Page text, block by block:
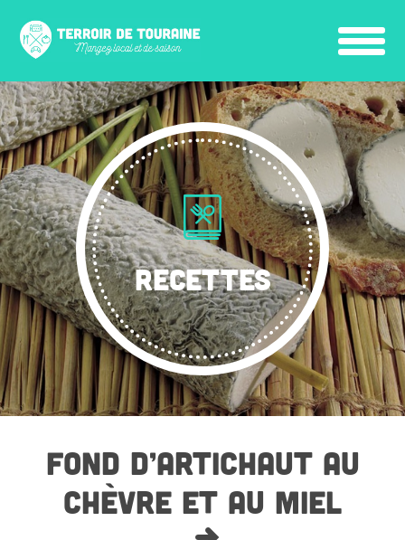
RECETTES
FOND D’ARTICHAUT AU
CHÈVRE ET AU MIEL